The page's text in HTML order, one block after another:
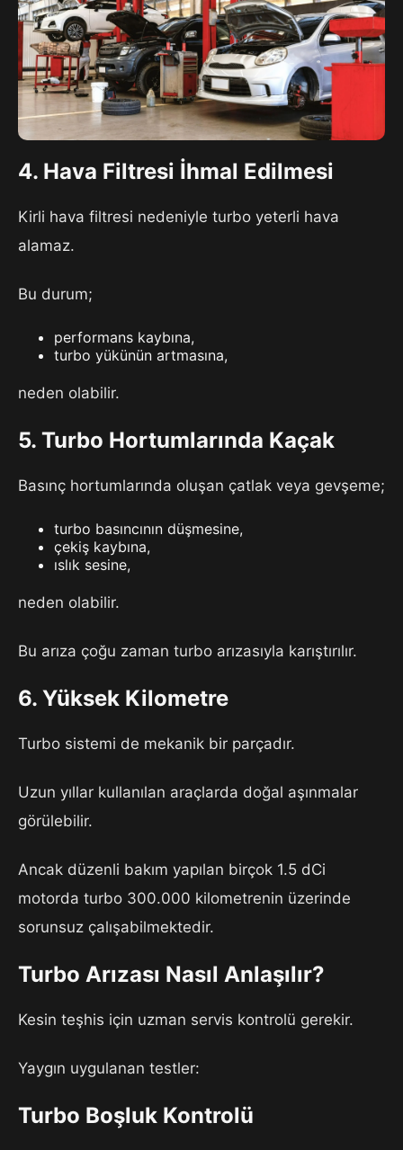
4. Hava Filtresi İhmal Edilmesi
Kirli hava filtresi nedeniyle turbo yeterli hava
alamaz.
Bu durum;
performans kaybına,
turbo yükünün artmasına,
neden olabilir.
5. Turbo Hortumlarında Kaçak
Basınç hortumlarında oluşan çatlak veya gevşeme;
turbo basıncının düşmesine,
çekiş kaybına,
ıslık sesine,
neden olabilir.
Bu arıza çoğu zaman turbo arızasıyla karıştırılır.
6. Yüksek Kilometre
Turbo sistemi de mekanik bir parçadır.
Uzun yıllar kullanılan araçlarda doğal aşınmalar
görülebilir.
Ancak düzenli bakım yapılan birçok 1.5 dCi
motorda turbo 300.000 kilometrenin üzerinde
sorunsuz çalışabilmektedir.
Turbo Arızası Nasıl Anlaşılır?
Kesin teşhis için uzman servis kontrolü gerekir.
Yaygın uygulanan testler:
Turbo Boşluk Kontrolü